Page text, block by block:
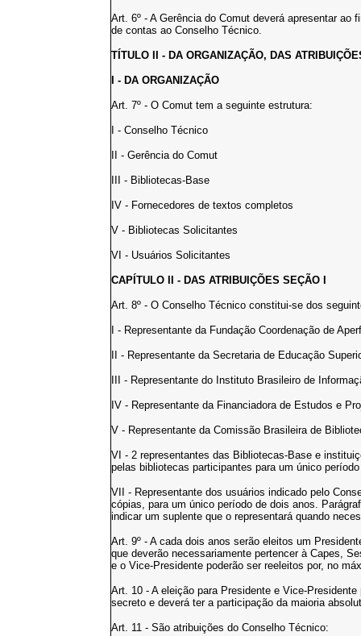
Art. 6º - A Gerência do Comut deverá apresentar ao
de contas ao Conselho Técnico.
TÍTULO II - DA ORGANIZAÇÃO, DAS
I - DA ORGANIZAÇÃO
Art. 7º - O Comut tem a seguinte estrutura:
I - Conselho Técnico
II - Gerência do Comut
III - Bibliotecas-Base
IV - Fornecedores de textos completos
V - Bibliotecas Solicitantes
VI - Usuários Solicitantes
CAPÍTULO II - DAS ATRIBUIÇÕES SEÇÃO I
Art. 8º - O Conselho Técnico constitui-se dos
I - Representante da Fundação Coordenação de
II - Representante da Secretaria de Educação
III - Representante do Instituto Brasileiro de
IV - Representante da Financiadora de Estudos e
V - Representante da Comissão Brasileira de
VI - 2 representantes das Bibliotecas-Base e
pelas bibliotecas participantes para um único
VII - Representante dos usuários indicado pelo
cópias, para um único período de dois anos.
indicar um suplente que o representará quando
Art. 9º - A cada dois anos serão eleitos um
que deverão necessariamente pertencer à Capes,
e o Vice-Presidente poderão ser reeleitos por, no
Art. 10 - A eleição para Presidente e Vice-
secreto e deverá ter a participação da maioria
Art. 11 - São atribuições do Conselho Técnico: